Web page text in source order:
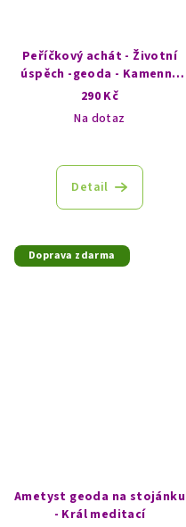
Peříčkový achát - Životní
úspěch -geoda - Kamenný
úsměv
290 Kč
Na dotaz
Detail
Doprava zdarma
Ametyst geoda na stojánku
- Král meditací